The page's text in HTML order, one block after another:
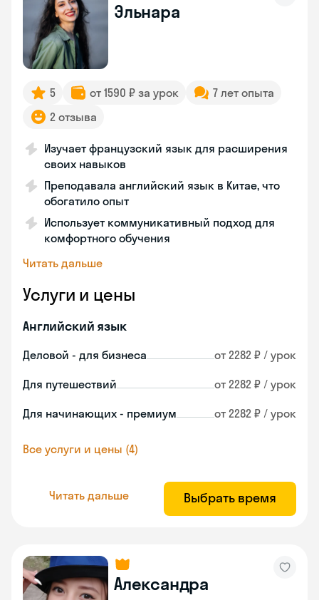
Эльнара
5 от 1590 ₽ за урок
7 лет опыта
2 отзыва
Изучает французский язык для расширения
своих навыков
Преподавала английский язык в Китае, что
обогатило опыт
Использует коммуникативный подход для
комфортного обучения
Читать дальше
Услуги и цены
Английский язык
Деловой - для бизнеса от 2282 ₽ / урок
Для путешествий от 2282 ₽ / урок
Для начинающих - премиум от 2282 ₽ / урок
Все услуги и цены (4)
Читать дальше Выбрать время
Александра